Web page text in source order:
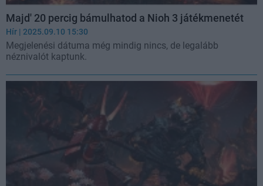
Majd' 20 percig bámulhatod a Nioh 3 játékmenetét
Hír | 2025.09.10 15:30
Megjelenési dátuma még mindig nincs, de legalább
néznivalót kaptunk.